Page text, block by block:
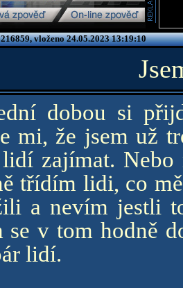
vloženo 24.05.2023 13:19:10
dobou si
mi, že jsem už
zajímat.
třídím lidi, co
a nevím jestli
se v tom hodně
lidí.